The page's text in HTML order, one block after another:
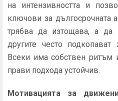
на интензивността и
ключови за дългосрочната
трябва да изтощава, а да
другите често
Всеки има собствен
прави подхода устойчив.
Мотивацията за